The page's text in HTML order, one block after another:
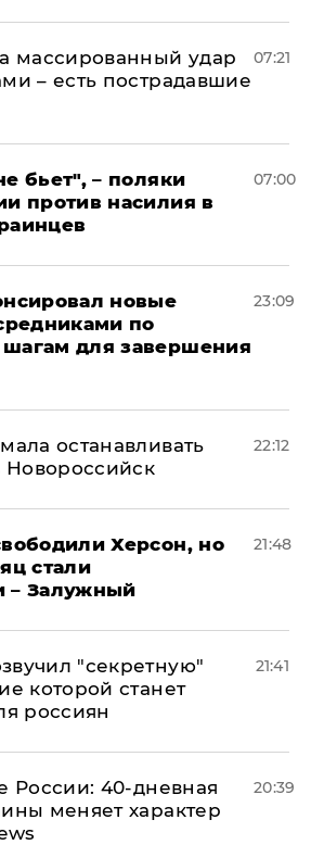
массированный удар
– есть пострадавшие
07:21
бьет", – поляки
против насилия в
07:00
новые
по
для завершения
23:09
останавливать
Новороссийск
22:12
Херсон, но
стали
– Залужный
21:48
"секретную"
которой станет
россиян
21:41
России: 40-дневная
меняет характер
20:39